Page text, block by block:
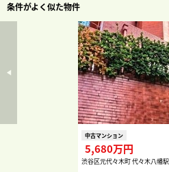
条件がよく似た物件
中古マンション
5,680万円
渋谷区元代々木町 代々木八幡